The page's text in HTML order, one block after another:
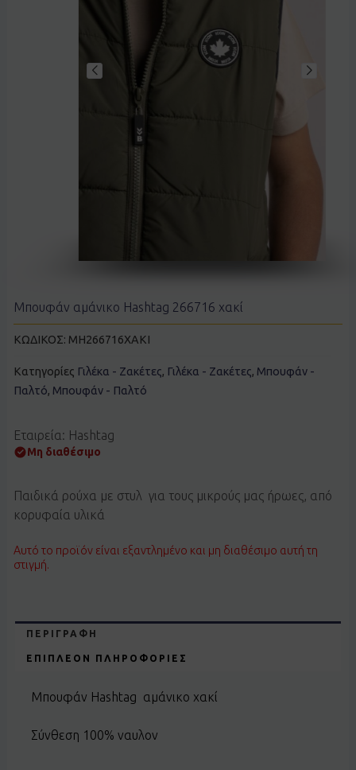
Μπουφάν αμάνικο Hashtag 266716 χακί
ΚΩΔΙΚΟΣ: ΜH266716XAKI
Κατηγορίες Γιλέκα - Ζακέτες, Γιλέκα - Ζακέτες, Μπουφάν -
Παλτό, Μπουφάν - Παλτό
Εταιρεία: Hashtag
Μη διαθέσιμο
Παιδικά ρούχα με στυλ για τους μικρούς μας ήρωες, από
κορυφαία υλικά
Αυτό το προϊόν είναι εξαντλημένο και μη διαθέσιμο αυτή τη
στιγμή.
ΠΕΡΙΓΡΑΦΉ
ΕΠΙΠΛΈΟΝ ΠΛΗΡΟΦΟΡΊΕΣ
Μπουφάν Hashtag αμάνικο χακί
Σύνθεση 100% ναυλον